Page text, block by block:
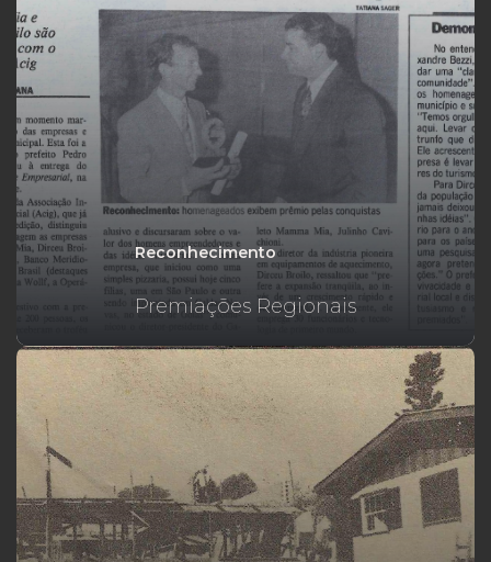
Reconhecimento
Premiações Regionais